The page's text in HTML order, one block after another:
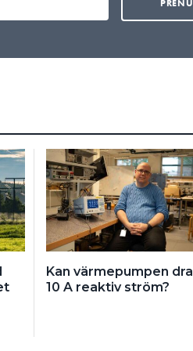
Kan värmepumpen dra
10 A reaktiv ström?